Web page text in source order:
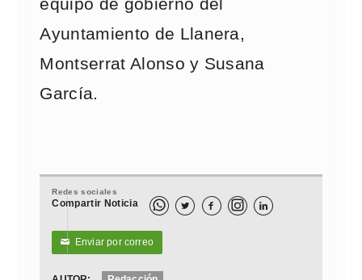
equipo de gobierno del
Ayuntamiento de Llanera,
Montserrat Alonso y Susana
García.
Redes sociales
Compartir Noticia   
✉ Enviar por correo